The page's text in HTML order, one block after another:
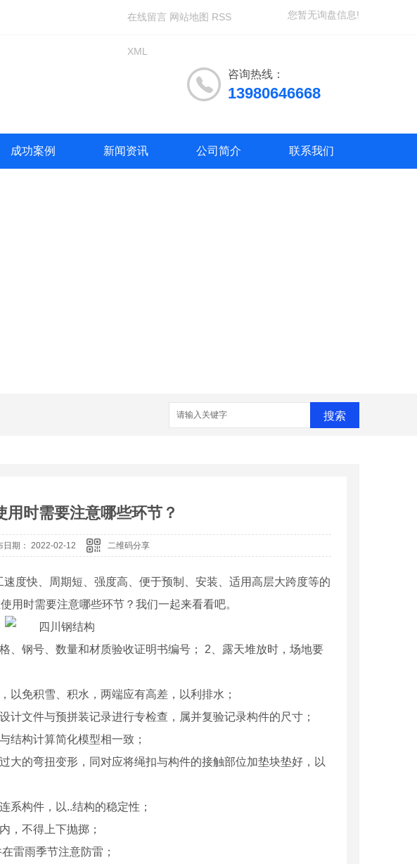
您暂无询盘信息!
在线留言 网站地图 RSS
XML
咨询热线：
13980646668
成功案例 新闻资讯 公司简介 联系我们
搜索
用时需要注意哪些环节？
期： 2022-02-12 二维码分享
度快、周期短、强度高、便于预制、安装、适用高层大跨度等的
用时需要注意哪些环节？我们一起来看看吧。
、钢号、数量和材质验收证明书编号； 2、露天堆放时，场地要
以免积雪、积水，两端应有高差，以利排水；
计文件与预拼装记录进行专检查，属并复验记录构件的尺寸；
结构计算简化模型相一致；
大的弯扭变形，同对应将绳扣与构件的接触部位加垫块垫好，以
系构件，以..结构的稳定性；
，不得上下抛掷；
雷雨季节注意防雷；